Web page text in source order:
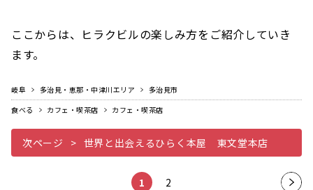
ここからは、ヒラクビルの楽しみ方をご紹介していき
ます。
岐阜 多治見・恵那・中津川エリア
多治見市
食べる
カフェ・喫茶店 カフェ・喫茶店
次ページ 世界と出会えるひらく本屋 東文堂本店
1 2
次の